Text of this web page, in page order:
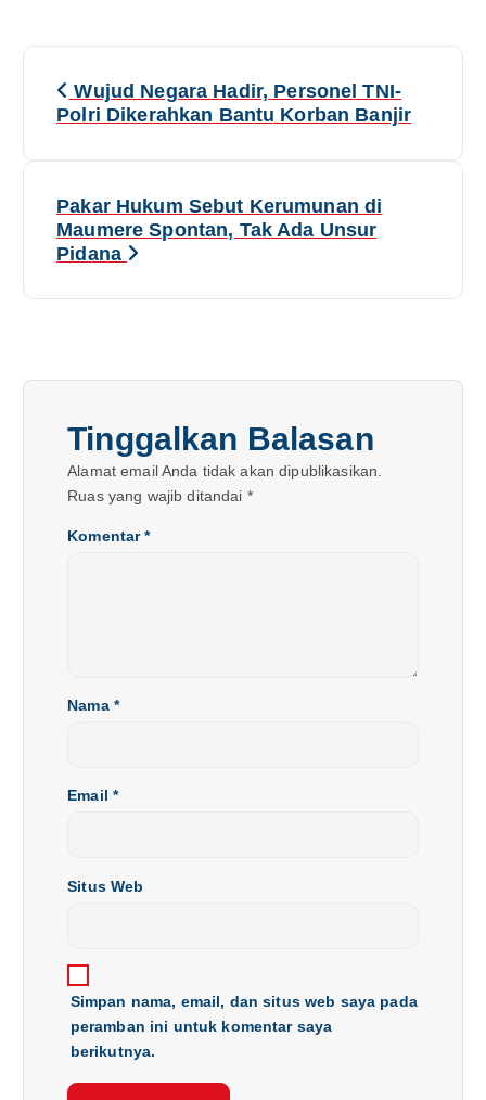
Wujud Negara Hadir, Personel TNI-
Polri Dikerahkan Bantu Korban Banjir
Pakar Hukum Sebut Kerumunan di
Maumere Spontan, Tak Ada Unsur
Pidana
Tinggalkan Balasan
Alamat email Anda tidak akan dipublikasikan.
Ruas yang wajib ditandai *
Komentar*
Nama *
Email *
Situs Web
Simpan nama, email, dan situs web saya pada
peramban ini untuk komentar saya
berikutnya.